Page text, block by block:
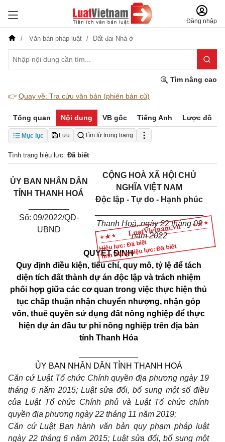
Đăng nhập
Văn bản pháp luật Đất đai-Nhà ở
Tìm nâng cao
👉 Quay về: Tra cứu văn bản (phiên bản cũ)
Tổng quan Nội dung VB gốc Tiếng Anh Lược đồ
Mục lục Lưu Tìm từ trong trang
Tình trạng hiệu lực: Đã biết
Hiệu lực: Đã biết
Tình trạng hiệu lực: Đã biết
ỦY BAN NHÂN DÂN
TỈNH THANH HOÁ
Số: 09/2022/QĐ-
UBND
CỘNG HOÀ XÃ HỘI CHỦ
NGHĨA VIỆT NAM
Độc lập - Tự do - Hạnh phúc
Thanh Hoá, ngày 22tháng 02
năm 2022
QUYẾT ĐỊNH
Quy định điều kiện, tiêu chí, quy mô, tỷ lệ để tách
diện tích đất thành dự án độc lập và trách nhiệm
phối hợp giữa các cơquan trong việc thực hiện thủ
tục chấp thuận nhận chuyển nhượng, nhận góp
vốn, thuê quyền sử dụng đất nông nghiệp để thực
hiện dự án đầu tư phi nông nghiệp trên địa bàn
tỉnh Thanh Hóa
ỦY BAN NHÂN DÂN TỈNH THANH HOÁ
Căn cứ Luật Tổ chức Chính quyền địa phương ngày 19
tháng 6 năm 2015;Luật sửa đổi, bổsung một số điều
của Luật Tổ chức Chính phủ và Luật Tổ chức chính
quyền địa phương ngày22 tháng 11 năm 2019;
Căn cứ Luật Ban hành văn bản quy phạm pháp luật
ngày 22 tháng 6năm2015; Luật sửa đổi, bổsungmột